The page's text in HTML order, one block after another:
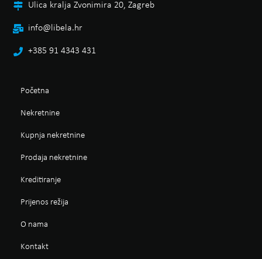
Ulica kralja Zvonimira 20, Zagreb
info@libela.hr
+385 91 4343 431
Početna
Nekretnine
Kupnja nekretnine
Prodaja nekretnine
Kreditiranje
Prijenos režija
O nama
Kontakt